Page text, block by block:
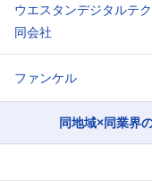
ウエスタンデジタルテ
同会社
ファンケル
同地域×同業界